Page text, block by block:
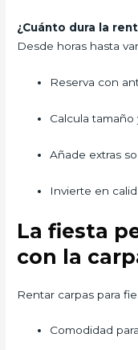
¿Cuánto dura la
Desde horas hasta
Reserva con
Calcula
Añade extras
Invierte en
La fiesta
con la
Rentar carpas para
Comodidad